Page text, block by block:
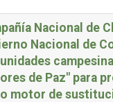
Nacional de
Nacional de
de Paz" para
motor de